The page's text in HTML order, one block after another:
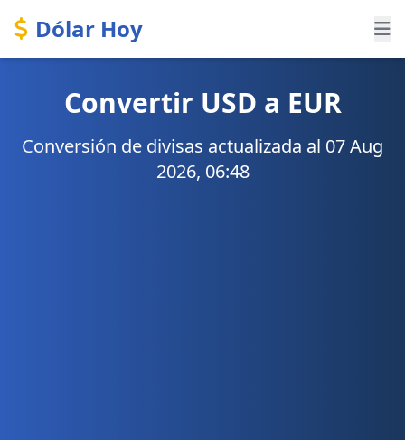
Dólar Hoy
Convertir USD a EUR
Conversión de divisas actualizada al 07 Aug
2026, 06:48